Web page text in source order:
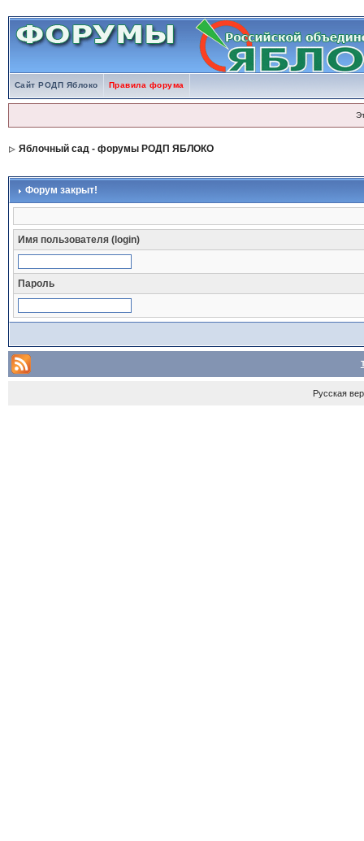
Сайт РОДП Яблоко Правила форума
Яблочный сад - форумы РОДП ЯБЛОКО
Форум закрыт!
Имя пользователя (login)
Пароль
Русская